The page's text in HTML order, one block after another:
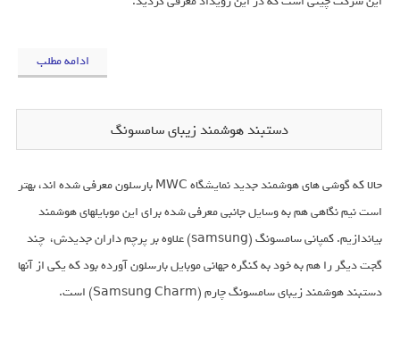
ادامه مطلب
دستبند هوشمند زیبای سامسونگ
حالا که گوشی های هوشمند جدید نمایشگاه MWC بارسلون معرفی شده اند، بهتر
است نیم نگاهی هم به وسایل جانبی معرفی شده برای این موبایلهای هوشمند
بیاندازیم. کمپانی سامسونگ (samsung) علاوه بر پرچم داران جدیدش، چند
گجت دیگر را هم به خود به کنگره جهانی موبایل بارسلون آورده بود که یکی از آنها
دستبند هوشمند زیبای سامسونگ چارم (Samsung Charm) است.